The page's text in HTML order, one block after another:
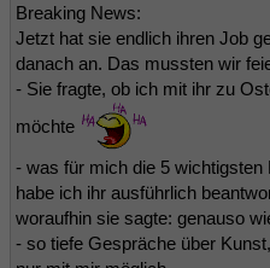
Breaking News:
Jetzt hat sie endlich ihren Job
danach an. Das mussten wir
- Sie fragte, ob ich mit ihr zu
möchte
- was für mich die 5 wichtigsten
habe ich ihr ausführlich
woraufhin sie sagte: genauso
- so tiefe Gespräche über